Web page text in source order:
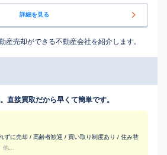
詳細を見る
産売却ができる不動産会社を紹介します。
直接買取だから早くて簡単です。
ずに売却 / 高齢者歓迎 / 買い取り制度あり / 住み替
他...